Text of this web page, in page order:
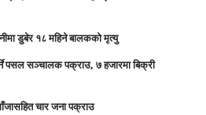
डुबेर १८ महिने बालकको मृत्यु
पसल सञ्चालक पक्राउ, ७ हजारमा बिक्री
चार जना पक्राउ